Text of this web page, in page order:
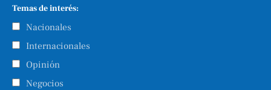
Temas de interés:
Nacionales
Internacionales
Opinión
Negocios